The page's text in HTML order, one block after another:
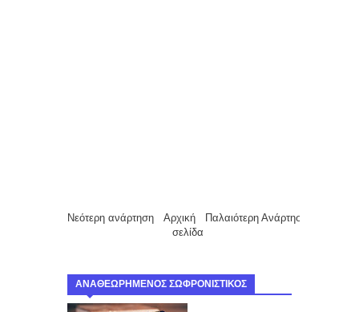
Νεότερη ανάρτηση Παλαιότερη Ανάρτηση
Αρχική
σελίδα
ΑΝΑΘΕΩΡΗΜΕΝΟΣ ΣΩΦΡΟΝΙΣΤΙΚΟΣ